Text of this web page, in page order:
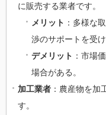
に販売する業者です。
メリット ：多様な
渉のサポートを受け
デメリット ：市場
場合がある。
加工業者 ：農産物を加
す。